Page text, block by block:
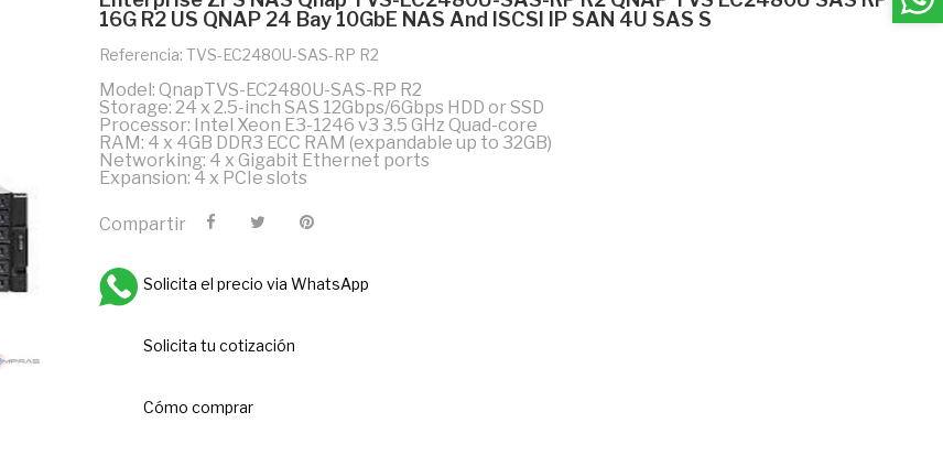
16G R2 US QNAP 24 Bay 10GbE NAS And ISCSI IP SAN 4U SAS S
Referencia: TVS-EC2480U-SAS-RP R2
Model: QnapTVS-EC2480U-SAS-RP R2
Storage: 24 x 2.5-inch SAS 12Gbps/6Gbps HDD or SSD
Processor: Intel Xeon E3-1246 v3 3.5 GHz Quad-core
RAM: 4 x 4GB DDR3 ECC RAM (expandable up to 32GB)
Networking: 4 x Gigabit Ethernet ports
Expansion: 4 x PCIe slots
Compartir
Solicita el precio via WhatsApp
Solicita tu cotización
Cómo comprar